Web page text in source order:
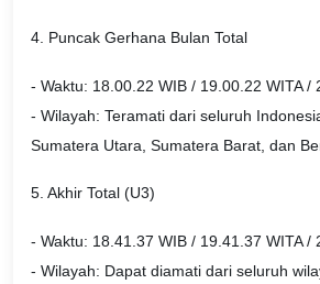
4. Puncak Gerhana Bulan Total
- Waktu: 18.00.22 WIB / 19.00.22 WITA /
- Wilayah: Teramati dari seluruh
Sumatera Utara, Sumatera Barat, dan
5. Akhir Total (U3)
- Waktu: 18.41.37 WIB / 19.41.37 WITA /
- Wilayah: Dapat diamati dari seluruh